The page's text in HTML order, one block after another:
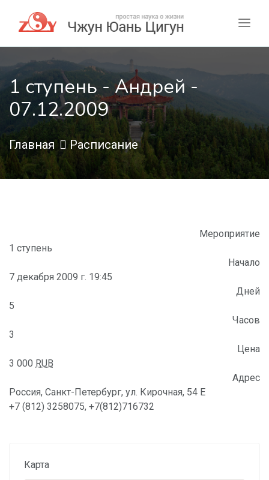
1 ступень - Андрей -
07.12.2009
Главная Расписание
Мероприятие
1 ступень
Начало
7 декабря 2009 г. 19:45
Дней
5
Часов
3
Цена
3 000 RUB
Адрес
Россия, Санкт-Петербург, ул. Кирочная, 54 Е
+7 (812) 3258075, +7(812)716732
Карта